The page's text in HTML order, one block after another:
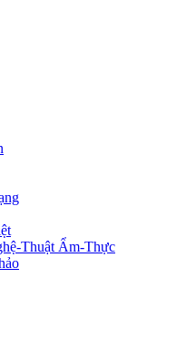
Thuật Ẩm-Thực